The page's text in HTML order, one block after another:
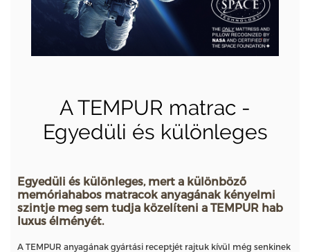
A TEMPUR matrac -
Egyedüli és különleges
Egyedüli és különleges, mert a különböző
memóriahabos matracok anyagának kényelmi
szintje meg sem tudja közelíteni a TEMPUR hab
luxus élményét.
A TEMPUR anyagának gyártási receptjét rajtuk kívül még senkinek